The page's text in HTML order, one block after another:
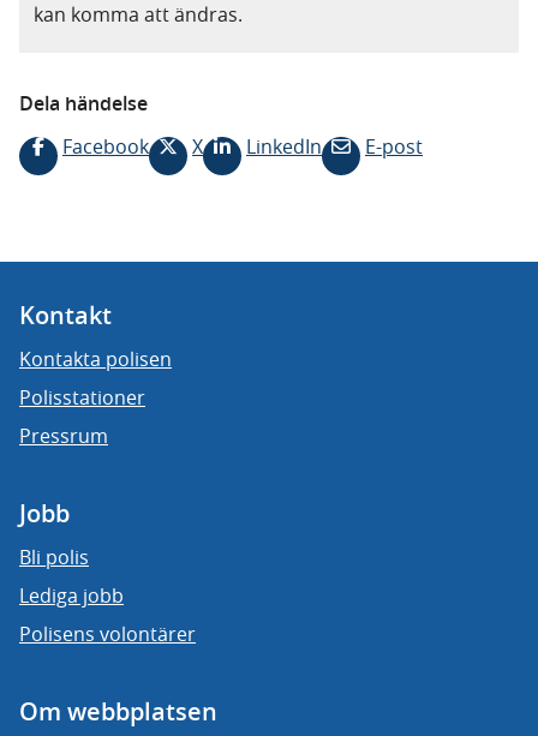
kan komma att ändras.
Dela händelse
Facebook
X LinkedIn E-post
Kontakt
Kontakta polisen
Polisstationer
Pressrum
Jobb
Bli polis
Lediga jobb
Polisens volontärer
Om webbplatsen